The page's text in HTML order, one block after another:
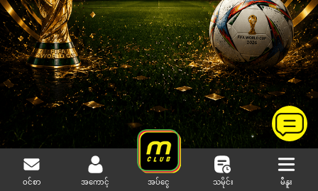
ဝင်စာ အကောင့် အပ်ငွေ သမိုင်း မီနူး